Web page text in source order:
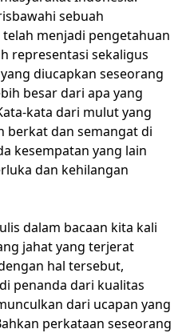
sebuah
menjadi pengetahuan
representasi sekaligus
diucapkan seseorang
besar dari apa yang
kata dari mulut yang
berkat dan semangat di
kesempatan yang lain
dan kehilangan
dalam bacaan kita kali
jahat yang terjerat
hal tersebut,
penanda dari kualitas
dari ucapan yang
perkataan seseorang